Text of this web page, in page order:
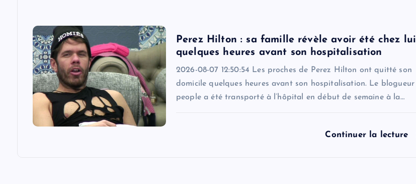
Perez Hilton : sa famille révèle avoir été chez lui
quelques heures avant son hospitalisation
2026-08-07 12:50:54 Les proches de Perez Hilton ont quitté son
domicile quelques heures avant son hospitalisation. Le blogueur
people a été transporté à l’hôpital en début de semaine à la…
Continuer la lecture